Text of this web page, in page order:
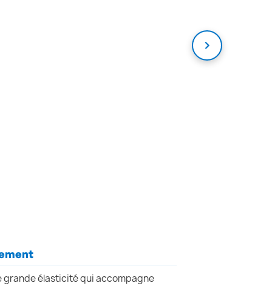
grande élasticité qui accompagne